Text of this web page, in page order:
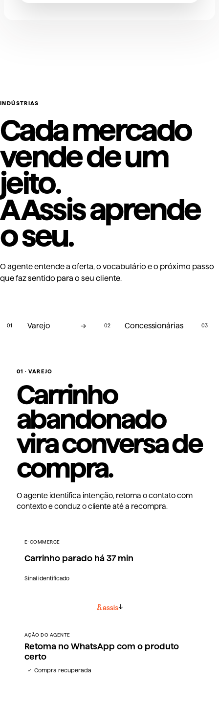
INDÚSTRIAS
Cada mercado
vende de um
jeito.
A Assis aprende
o seu.
O agente entende a oferta, o vocabulário e o próximo passo
que faz sentido para o seu cliente.
01 Varejo → 02 Concessionárias 03
01 ·VAREJO
Carrinho
abandonado
vira conversa de
compra.
O agente identifica intenção, retoma o contato com
contexto e conduz o cliente até a recompra.
E-COMMERCE
Carrinho parado há 37 min
Sinal identificado
AÇÃO DO AGENTE
Retoma no WhatsApp com o produto
certo
✓ Compra recuperada